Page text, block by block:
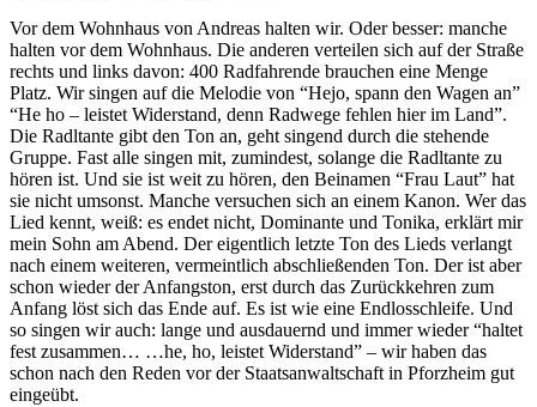
Vor dem Wohnhaus von Andreas halten wir. Oder besser: manche
halten vor dem Wohnhaus. Die anderen verteilen sich auf der Straße
rechts und links davon: 400 Radfahrende brauchen eine Menge
Platz. Wir singen auf die Melodie von “Hejo, spann den Wagen an”
“He ho – leistet Widerstand, denn Radwege fehlen hier im Land”.
Die Radltante gibt den Ton an, geht singend durch die stehende
Gruppe. Fast alle singen mit, zumindest, solange die Radltante zu
hören ist. Und sie ist weit zu hören, den Beinamen “Frau Laut” hat
sie nicht umsonst. Manche versuchen sich an einem Kanon. Wer das
Lied kennt, weiß: es endet nicht, Dominante und Tonika, erklärt mir
mein Sohn am Abend. Der eigentlich letzte Ton des Lieds verlangt
nach einem weiteren, vermeintlich abschließenden Ton. Der ist aber
schon wieder der Anfangston, erst durch das Zurückkehren zum
Anfang löst sich das Ende auf. Es ist wie eine Endlosschleife. Und
so singen wir auch: lange und ausdauernd und immer wieder “haltet
fest zusammen… …he, ho, leistet Widerstand” – wir haben das
schon nach den Reden vor der Staatsanwaltschaft in Pforzheim gut
eingeübt.